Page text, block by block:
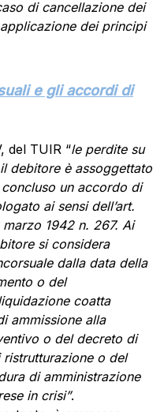
di cancellazione dei
dei principi
e gli accordi di
del TUIR “le perdite su
debitore è assoggettato
un accordo di
ai sensi dell’art.
1942 n. 267. Ai
si considera
dalla data della
o del
coatta
ammissione alla
o del decreto di
o del
di amministrazione
in crisi”.